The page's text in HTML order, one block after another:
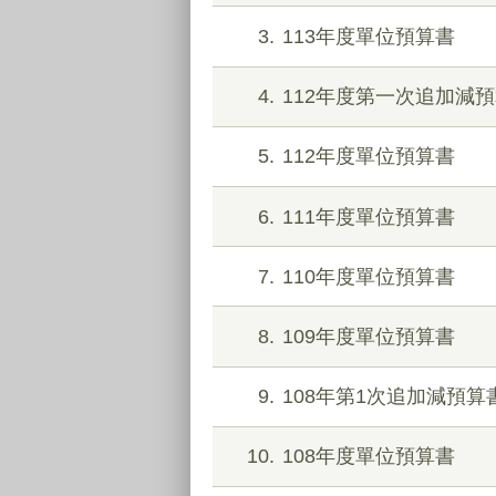
3 113年度單位預算書
4 112年度第一次追加減
5 112年度單位預算書
6 111年度單位預算書
7 110年度單位預算書
8 109年度單位預算書
9 108年第1次追加減預算
10 108年度單位預算書